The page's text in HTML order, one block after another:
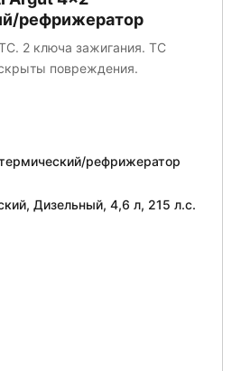
рефрижератор
2 ключа зажигания. ТС
повреждения.
рефрижератор
Дизельный, 4,6 л, 215 л.с.